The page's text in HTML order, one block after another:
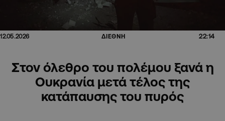
12.05.2026 ΔΙΕΘΝΗ 22:14
Στον όλεθρο του πολέμου ξανά η
Ουκρανία μετά τέλος της
κατάπαυσης του πυρός